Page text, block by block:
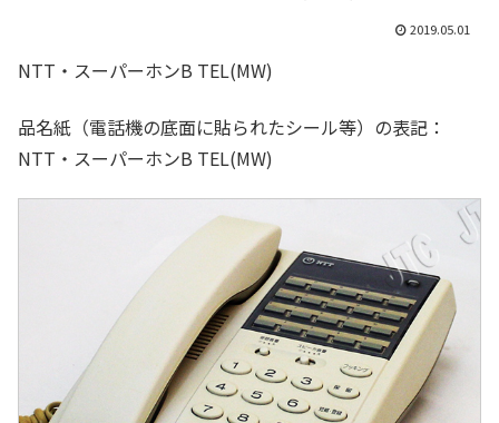
2019.05.01
NTT・スーパーホンB TEL(MW)
品名紙（電話機の底面に貼られたシール等）の表記：
NTT・スーパーホンB TEL(MW)